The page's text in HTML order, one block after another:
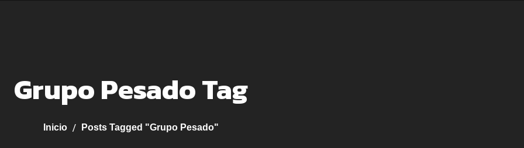
Grupo Pesado Tag
Inicio Posts Tagged "Grupo Pesado"